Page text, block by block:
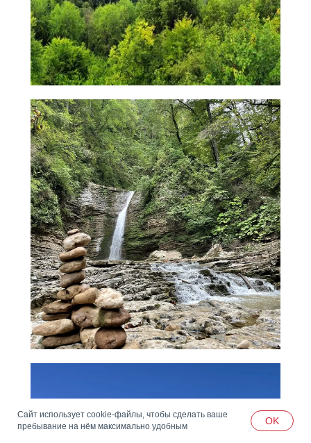
Сайт использует cookie-файлы, чтобы сделать ваше
пребывание на нём максимально удобным
OK